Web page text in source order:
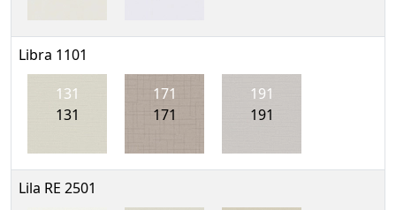
Libra 1101
131
131
171
171
191
191
Lila RE 2501